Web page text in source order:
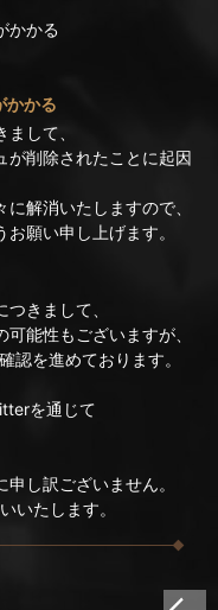
かかる
かかる
して、
が削除されたことに起因
解消いたしますので、
願い申し上げます。
きまして、
能性もございますが、
認を進めております。
を通じて
し訳ございません。
いたします。